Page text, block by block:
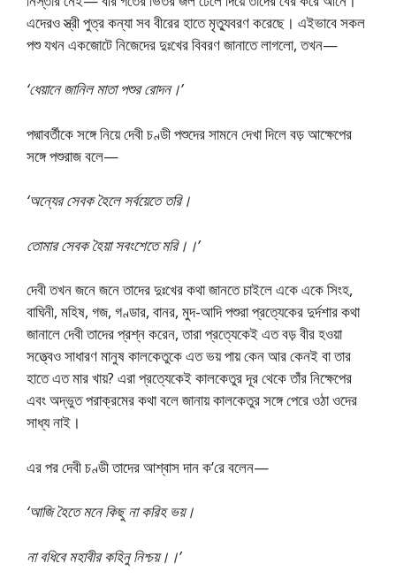
এদেরও স্ত্রী পুত্র কন্যা সব বীরের হাতে মৃত্যুবরণ করেছে। এইভাবে সকল
পশু যখন একজোটে নিজেদের দুঃখের বিবরণ জানাতে লাগলো, তখন—
‘ধেয়ানে জানিল মাতা পশুর রোদন।’
পদ্মাবর্তীকে সঙ্গে নিয়ে দেবী চণ্ডী পশুদের সামনে দেখা দিলে বড় আক্ষেপের
সঙ্গে পশুরাজ বলে—
‘অন্যের সেবক হৈলে সর্বয়েতে তরি।
তোমার সেবক হৈয়া সবংশেতে মরি।।’
দেবী তখন জনে জনে তাদের দুঃখের কথা জানতে চাইলে একে একে সিংহ,
বাঘিনী, মহিষ, গজ, গণ্ডার, বানর, মুদ-আদি পশুরা প্রত্যেকের দুর্দশার কথা
জানালে দেবী তাদের প্রশ্ন করেন, তারা প্রত্যেকেই এত বড় বীর হওয়া
সত্ত্বেও সাধারণ মানুষ কালকেতুকে এত ভয় পায় কেন আর কেনই বা তার
হাতে এত মার খায়? এরা প্রত্যেকেই কালকেতুর দূর থেকে তাঁর নিক্ষেপের
এবং অদ্ভুত পরাক্রমের কথা বলে জানায় কালকেতুর সঙ্গে পেরে ওঠা ওদের
সাধ্য নাই।
এর পর দেবী চণ্ডী তাদের আশ্বাস দান ক’রে বলেন—
‘আজি হৈতে মনে কিছু না করিহ ভয়।
না বধিবে মহাবীর কহিনু নিশ্চয়।।’